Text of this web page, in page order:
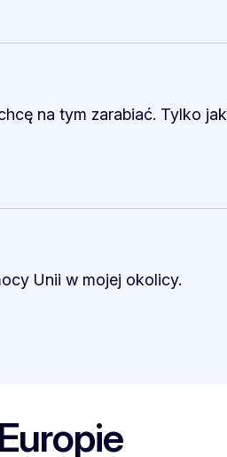
na tym zarabiać. Tylko
Unii w mojej okolicy.